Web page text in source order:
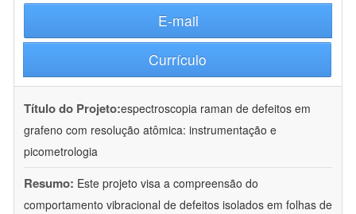
E-mail
Currículo
Título do Projeto:espectroscopia raman de defeitos em
grafeno com resolução atômica: instrumentação e
picometrologia
Resumo: Este projeto visa a compreensão do
comportamento vibracional de defeitos isolados em folhas de